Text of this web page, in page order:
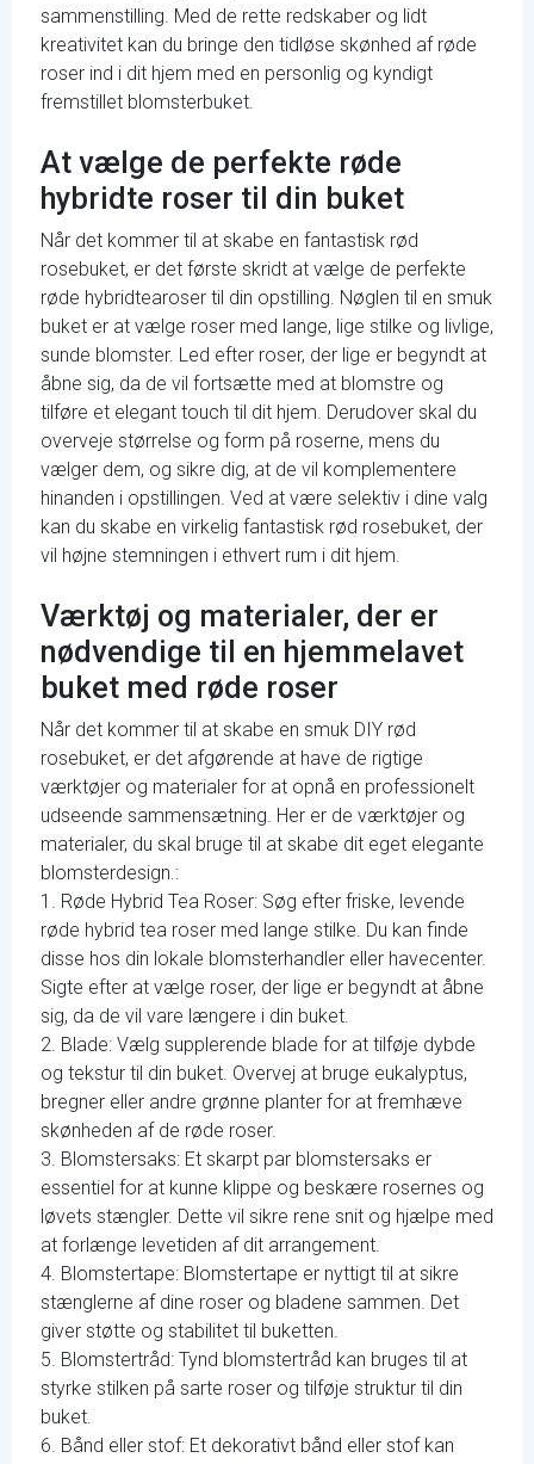
sammenstilling. Med de rette redskaber og lidt
kreativitet kan du bringe den tidløse skønhed af røde
roser ind i dit hjem med en personlig og kyndigt
fremstillet blomsterbuket.
At vælge de perfekte røde
hybridte roser til din buket
Når det kommer til at skabe en fantastisk rød
rosebuket, er det første skridt at vælge de perfekte
røde hybridtearoser til din opstilling. Nøglen til en smuk
buket er at vælge roser med lange, lige stilke og livlige,
sunde blomster. Led efter roser, der lige er begyndt at
åbne sig, da de vil fortsætte med at blomstre og
tilføre et elegant touch til dit hjem. Derudover skal du
overveje størrelse og form på roserne, mens du
vælger dem, og sikre dig, at de vil komplementere
hinanden i opstillingen. Ved at være selektiv i dine valg
kan du skabe en virkelig fantastisk rød rosebuket, der
vil højne stemningen i ethvert rum i dit hjem.
Værktøj og materialer, der er
nødvendige til en hjemmelavet
buket med røde roser
Når det kommer til at skabe en smuk DIY rød
rosebuket, er det afgørende at have de rigtige
værktøjer og materialer for at opnå en professionelt
udseende sammensætning. Her er de værktøjer og
materialer, du skal bruge til at skabe dit eget elegante
blomsterdesign.:
1. Røde Hybrid Tea Roser: Søg efter friske, levende
røde hybrid tea roser med lange stilke. Du kan finde
disse hos din lokale blomsterhandler eller havecenter.
Sigte efter at vælge roser, der lige er begyndt at åbne
sig, da de vil vare længere i din buket.
2. Blade: Vælg supplerende blade for at tilføje dybde
og tekstur til din buket. Overvej at bruge eukalyptus,
bregner eller andre grønne planter for at fremhæve
skønheden af de røde roser.
3. Blomstersaks: Et skarpt par blomstersaks er
essentiel for at kunne klippe og beskære rosernes og
løvets stængler. Dette vil sikre rene snit og hjælpe med
at forlænge levetiden af dit arrangement.
4. Blomstertape: Blomstertape er nyttigt til at sikre
stænglerne af dine roser og bladene sammen. Det
giver støtte og stabilitet til buketten.
5. Blomstertråd: Tynd blomstertråd kan bruges til at
styrke stilken på sarte roser og tilføje struktur til din
buket.
6. Bånd eller stof: Et dekorativt bånd eller stof kan